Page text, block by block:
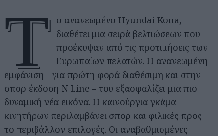
Τ
ο ανανεωμένο Hyundai Kona,
διαθέτει μια σειρά βελτιώσεων που
προέκυψαν από τις προτιμήσεις των
Ευρωπαίων πελατών. Η ανανεωμένη
εμφάνιση - για πρώτη φορά διαθέσιμη και στην
σπορ έκδοση N Line – του εξασφαλίζει μια πιο
δυναμική νέα εικόνα. Η καινούργια γκάμα
κινητήρων περιλαμβάνει σπορ και φιλικές προς
το περιβάλλον επιλογές. Οι αναβαθμισμένες